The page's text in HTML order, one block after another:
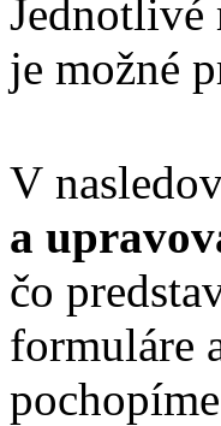
Jednotlivé
je možné
V
a
čo
formuláre